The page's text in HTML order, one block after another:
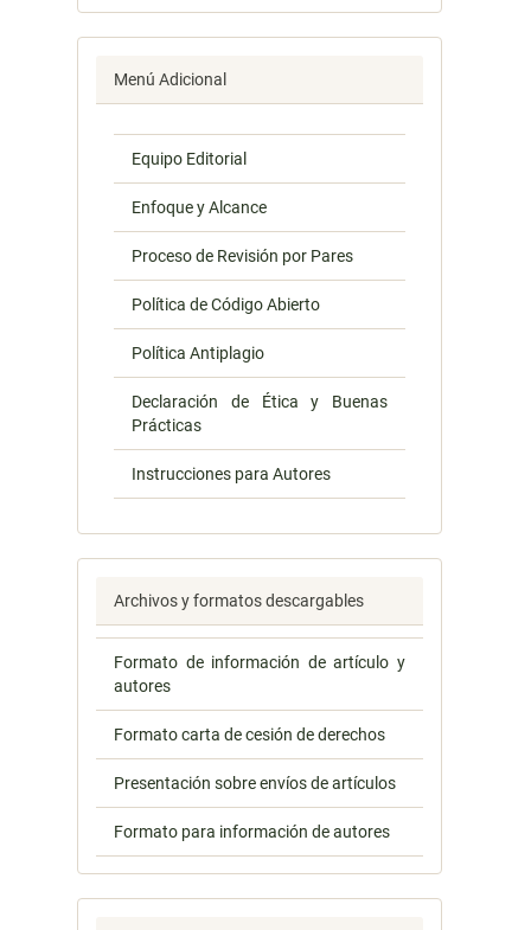
Menú Adicional
Equipo Editorial
Enfoque y Alcance
Proceso de Revisión por Pares
Política de Código Abierto
Política Antiplagio
Declaración de Ética y Buenas
Prácticas
Instrucciones para Autores
Archivos y formatos descargables
Formato de información de artículo y
autores
Formato carta de cesión de derechos
Presentación sobre envíos de artículos
Formato para información de autores